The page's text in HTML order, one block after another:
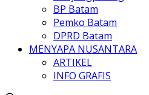
BP Batam
Pemko Batam
DPRD Batam
MENYAPA NUSANTARA
ARTIKEL
INFO GRAFIS